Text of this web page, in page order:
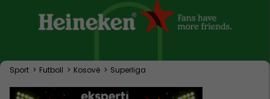
Sport > Futboll > Kosovë > Superliga